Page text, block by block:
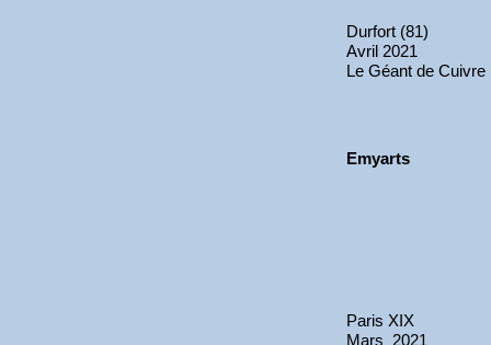
Durfort (81)
Avril 2021
Le Géant de Cuivre
Emyarts
Paris XIX
Mars 2021